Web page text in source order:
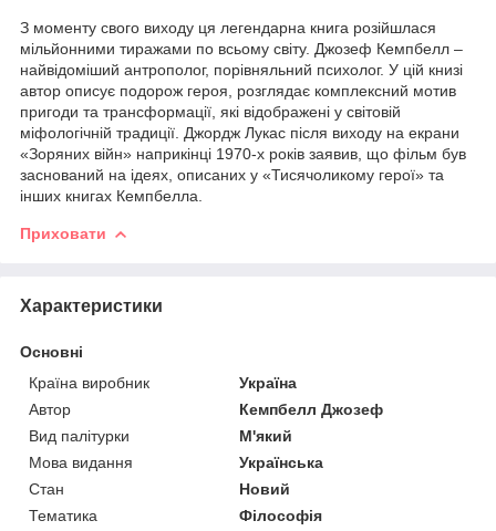
З моменту свого виходу ця легендарна книга розійшлася
мільйонними тиражами по всьому світу. Джозеф Кемпбелл –
найвідоміший антрополог, порівняльний психолог. У цій книзі
автор описує подорож героя, розглядає комплексний мотив
пригоди та трансформації, які відображені у світовій
міфологічній традиції. Джордж Лукас після виходу на екрани
«Зоряних війн» наприкінці 1970-х років заявив, що фільм був
заснований на ідеях, описаних у «Тисячоликому герої» та
інших книгах Кемпбелла.
Приховати
Характеристики
Основні
Країна виробник
Україна
Автор
Кемпбелл Джозеф
Вид палітурки
М'який
Мова видання
Українська
Стан
Новий
Тематика
Філософія